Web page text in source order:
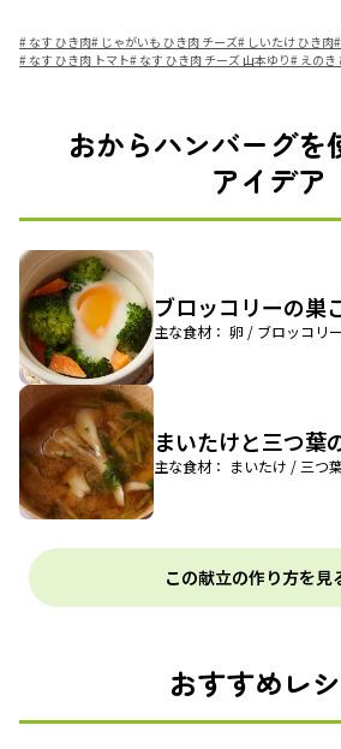
# なす ひき肉# じゃがいも ひき肉 チーズ# しいたけ ひき肉#
# なす ひき肉 トマト# なす ひき肉 チーズ 山本ゆり# えのき
おからハンバーグを
アイデア
ブロッコリーの巣
主な食材： 卵 / ブロッコリ
まいたけと三つ葉
主な食材： まいたけ / 三つ
この献立の作り方を見
おすすめレ